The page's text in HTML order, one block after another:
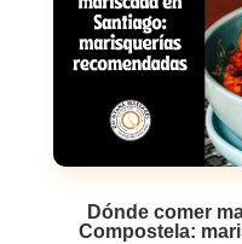
Dónde comer
Compostela: